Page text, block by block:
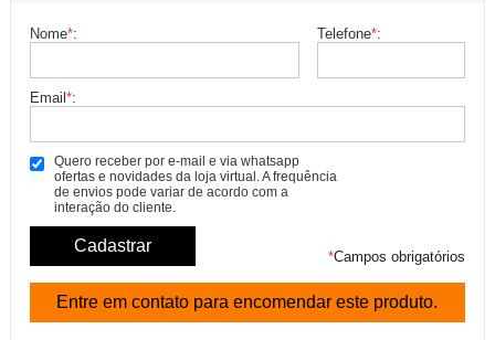
Nome*: Telefone*:
Email*:
Quero receber por e-mail e via whatsapp
ofertas e novidades da loja virtual. A frequência
de envios pode variar de acordo com a
interação do cliente.
*Campos obrigatórios
Entre em contato para encomendar este produto.